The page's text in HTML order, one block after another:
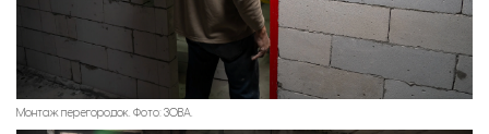
Монтаж перегородок. Фото: ЗОВА.